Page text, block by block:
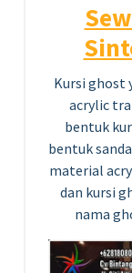
Kursi ghost
acrylic
bentuk
bentuk
material
dan kursi
nama